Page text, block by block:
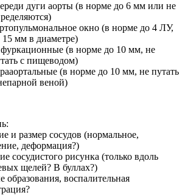
дуги аорты (в норме до 6 мм или не
окно (в норме до 4 ЛУ,
15 мм в диаметре)
(в норме до 10 мм, не
с пищеводом)
(в норме до 10 мм, не путать
веной)
и размер сосудов (нормальное,
деформация?)
сосудистого рисунка (только вдоль
щелей? В буллах?)
образования, воспалительная